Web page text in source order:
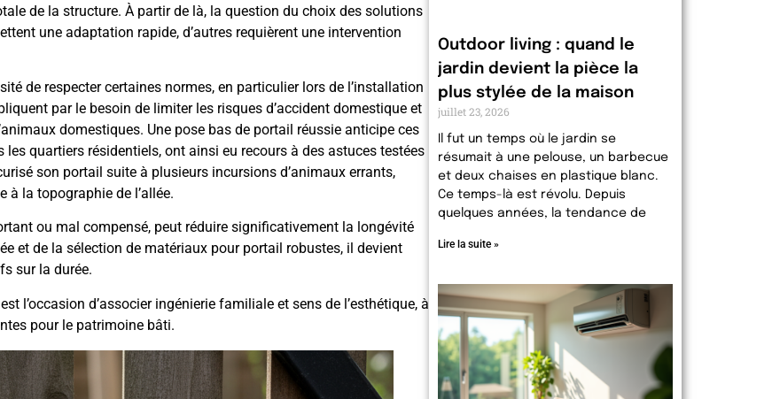
de la structure. À partir de là, la question du choix des solutions
une adaptation rapide, d’autres requièrent une intervention
de respecter certaines normes, en particulier lors de l’installation
par le besoin de limiter les risques d’accident domestique et
domestiques. Une pose bas de portail réussie anticipe ces
quartiers résidentiels, ont ainsi eu recours à des astuces testées
son portail suite à plusieurs incursions d’animaux errants,
à la topographie de l’allée.
ou mal compensé, peut réduire significativement la longévité
et de la sélection de matériaux pour portail robustes, il devient
sur la durée.
l’occasion d’associer ingénierie familiale et sens de l’esthétique, à
pour le patrimoine bâti.
Outdoor living : quand le
jardin devient la pièce la
plus stylée de la maison
juillet 23, 2026
Il fut un temps où le jardin se
résumait à une pelouse, un barbecue
et deux chaises en plastique blanc.
Ce temps-là est révolu. Depuis
quelques années, la tendance de
Lire la suite »